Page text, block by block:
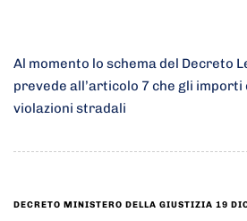
Al momento lo schema del Decreto
prevede all’articolo 7 che gli importi
violazioni stradali
DECRETO MINISTERO DELLA GIUSTIZIA 19